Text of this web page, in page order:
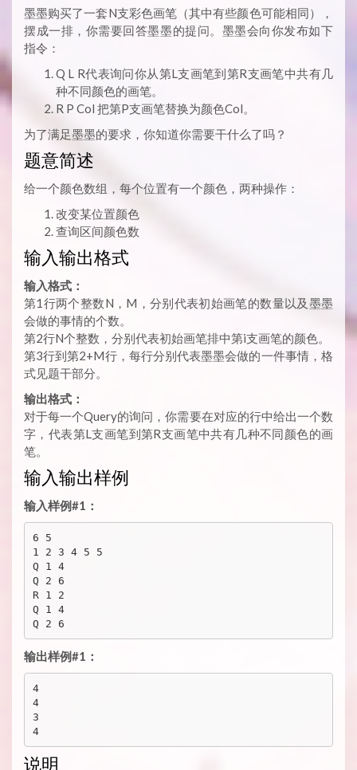
墨墨购买了一套N支彩色画笔（其中有些颜色可能相同），
摆成一排，你需要回答墨墨的提问。墨墨会向你发布如下
指令：
Q L R代表询问你从第L支画笔到第R支画笔中共有几
种不同颜色的画笔。
R P Col 把第P支画笔替换为颜色Col。
为了满足墨墨的要求，你知道你需要干什么了吗？
题意简述
给一个颜色数组，每个位置有一个颜色，两种操作：
改变某位置颜色
查询区间颜色数
输入输出格式
输入格式：
第1行两个整数N，M，分别代表初始画笔的数量以及墨墨
会做的事情的个数。
第2行N个整数，分别代表初始画笔排中第i支画笔的颜色。
第3行到第2+M行，每行分别代表墨墨会做的一件事情，格
式见题干部分。
输出格式：
对于每一个Query的询问，你需要在对应的行中给出一个数
字，代表第L支画笔到第R支画笔中共有几种不同颜色的画
笔。
输入输出样例
输入样例#1：
6 5
1 2 3 4 5 5
Q 1 4
Q 2 6
R 1 2
Q 1 4
输出样例#1：
4
4
3
4
说明